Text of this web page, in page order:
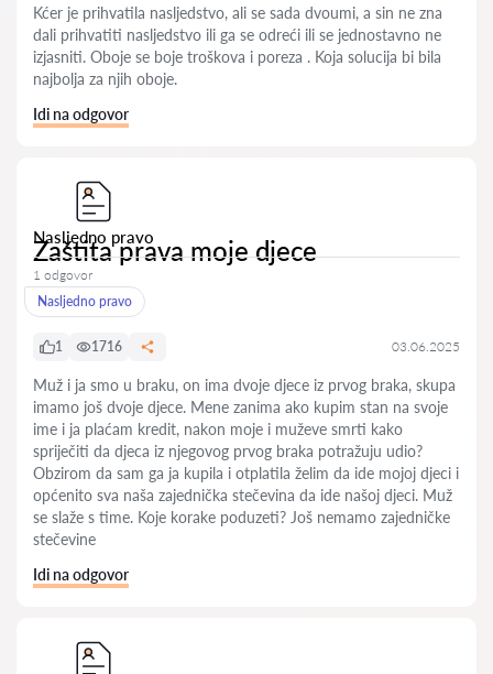
Kćer je prihvatila nasljedstvo, ali se sada dvoumi, a sin ne zna
dali prihvatiti nasljedstvo ili ga se odreći ili se jednostavno ne
izjasniti. Oboje se boje troškova i poreza . Koja solucija bi bila
najbolja za njih oboje.
Idi na odgovor
Nasljedno pravo
Zaštita prava moje djece
1 odgovor
Nasljedno pravo
1 1716 03.06.2025
Muž i ja smo u braku, on ima dvoje djece iz prvog braka, skupa
imamo još dvoje djece. Mene zanima ako kupim stan na svoje
ime i ja plaćam kredit, nakon moje i muževe smrti kako
spriječiti da djeca iz njegovog prvog braka potražuju udio?
Obzirom da sam ga ja kupila i otplatila želim da ide mojoj djeci i
općenito sva naša zajednička stečevina da ide našoj djeci. Muž
se slaže s time. Koje korake poduzeti? Još nemamo zajedničke
stečevine
Idi na odgovor